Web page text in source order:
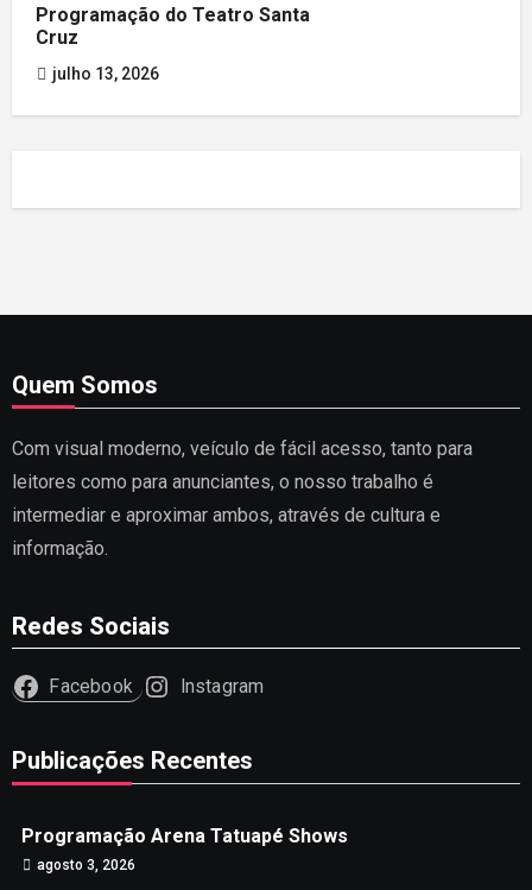
Programação do Teatro Santa
Cruz
julho 13, 2026
Quem Somos
Com visual moderno, veículo de fácil acesso, tanto para
leitores como para anunciantes, o nosso trabalho é
intermediar e aproximar ambos, através de cultura e
informação.
Redes Sociais
Facebook Instagram
Publicações Recentes
Programação Arena Tatuapé Shows
agosto 3, 2026